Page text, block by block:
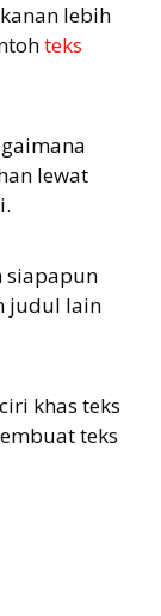
lebih
teks
lewat
siapapun
judul lain
khas teks
teks